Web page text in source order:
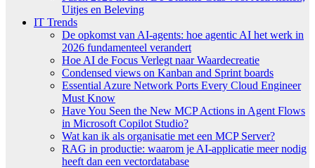
Uitjes en Beleving
IT Trends
De opkomst van AI-agents: hoe agentic AI het werk in
2026 fundamenteel verandert
Hoe AI de Focus Verlegt naar Waardecreatie
Condensed views on Kanban and Sprint boards
Essential Azure Network Ports Every Cloud Engineer
Must Know
Have You Seen the New MCP Actions in Agent Flows
in Microsoft Copilot Studio?
Wat kan ik als organisatie met een MCP Server?
RAG in productie: waarom je AI-applicatie meer nodig
heeft dan een vectordatabase